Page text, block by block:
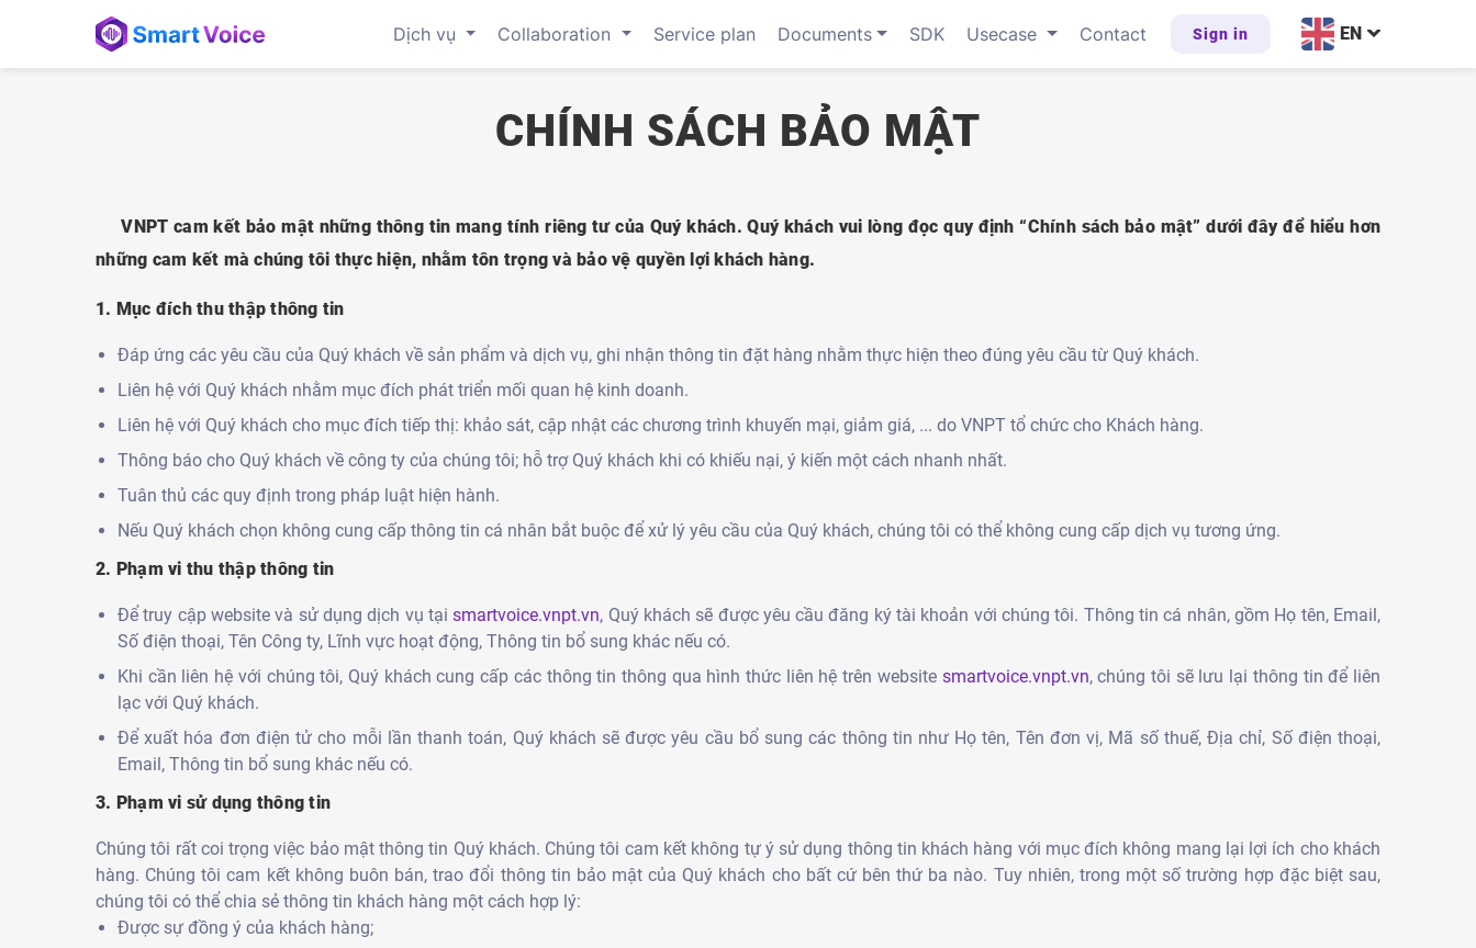
Dịch vụ Collaboration Service plan Documents SDK Usecase Contact Sign in EN
CHÍNH SÁCH BẢO MẬT
VNPT cam kết bảo mật những thông tin mang tính riêng tư của Quý khách. Quý khách vui lòng đọc quy định “Chính sách bảo mật” dưới đây để hiểu hơn
những cam kết mà chúng tôi thực hiện, nhằm tôn trọng và bảo vệ quyền lợi khách hàng.
1. Mục đích thu thập thông tin
Đáp ứng các yêu cầu của Quý khách về sản phẩm và dịch vụ, ghi nhận thông tin đặt hàng nhằm thực hiện theo đúng yêu cầu từ Quý khách.
Liên hệ với Quý khách nhằm mục đích phát triển mối quan hệ kinh doanh.
Liên hệ với Quý khách cho mục đích tiếp thị: khảo sát, cập nhật các chương trình khuyến mại, giảm giá, ... do VNPT tổ chức cho Khách hàng.
Thông báo cho Quý khách về công ty của chúng tôi; hỗ trợ Quý khách khi có khiếu nại, ý kiến một cách nhanh nhất.
Tuân thủ các quy định trong pháp luật hiện hành.
Nếu Quý khách chọn không cung cấp thông tin cá nhân bắt buộc để xử lý yêu cầu của Quý khách, chúng tôi có thể không cung cấp dịch vụ tương ứng.
2. Phạm vi thu thập thông tin
Để truy cập website và sử dụng dịch vụ tạismartvoice.vnpt.vn, Quý khách sẽ được yêu cầu đăng ký tài khoản với chúng tôi. Thông tin cá nhân, gồm Họ tên, Email,
Số điện thoại, Tên Công ty, Lĩnh vực hoạt động, Thông tin bổ sung khác nếu có.
Khi cần liên hệ với chúng tôi, Quý khách cung cấp các thông tin thông qua hình thức liên hệ trên website smartvoice.vnpt.vn, chúng tôi sẽ lưu lại thông tin để liên
lạc với Quý khách.
Để xuất hóa đơn điện tử cho mỗi lần thanh toán, Quý khách sẽ được yêu cầu bổ sung các thông tin như Họ tên, Tên đơn vị, Mã số thuế, Địa chỉ, Số điện thoại,
Email, Thông tin bổ sung khác nếu có.
3. Phạm vi sử dụng thông tin
Chúng tôi rất coi trọng việc bảo mật thông tin Quý khách. Chúng tôi cam kết không tự ý sử dụng thông tin khách hàng với mục đích không mang lại lợi ích cho khách
hàng. Chúng tôi cam kết không buôn bán, trao đổi thông tin bảo mật của Quý khách cho bất cứ bên thứ ba nào. Tuy nhiên, trong một số trường hợp đặc biệt sau,
chúng tôi có thể chia sẻ thông tin khách hàng một cách hợp lý:
Được sự đồng ý của khách hàng;